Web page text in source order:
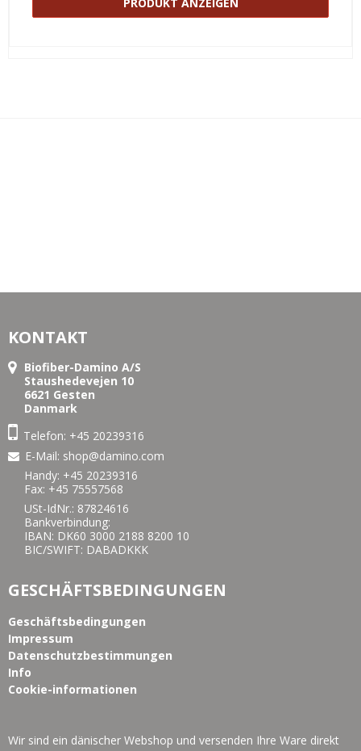
PRODUKT ANZEIGEN
KONTAKT
Biofiber-Damino A/S
Staushedevejen 10
6621 Gesten
Danmark
Telefon: +45 20239316
E-Mail: shop@damino.com
Handy: +45 20239316
Fax: +45 75557568
USt-IdNr.: 87824616
Bankverbindung:
IBAN: DK60 3000 2188 8200 10
BIC/SWIFT: DABADKKK
GESCHÄFTSBEDINGUNGEN
Geschäftsbedingungen
Impressum
Datenschutzbestimmungen
Info
Cookie-informationen
Wir sind ein dänischer Webshop und versenden Ihre Ware direkt